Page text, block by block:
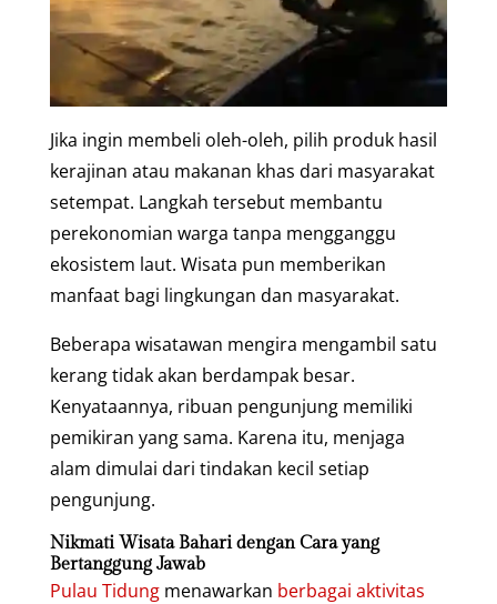
Jika ingin membeli oleh-oleh, pilih produk hasil
kerajinan atau makanan khas dari masyarakat
setempat. Langkah tersebut membantu
perekonomian warga tanpa mengganggu
ekosistem laut. Wisata pun memberikan
manfaat bagi lingkungan dan masyarakat.
Beberapa wisatawan mengira mengambil satu
kerang tidak akan berdampak besar.
Kenyataannya, ribuan pengunjung memiliki
pemikiran yang sama. Karena itu, menjaga
alam dimulai dari tindakan kecil setiap
pengunjung.
Nikmati Wisata Bahari dengan Cara yang
Bertanggung Jawab
Pulau Tidungmenawarkan berbagai aktivitas